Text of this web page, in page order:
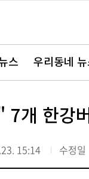
스 우리동네
개 한강
15:14 수정일